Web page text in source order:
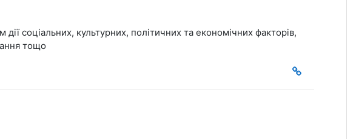
дії соціальних, культурних, політичних та економічних факторів,
тощо